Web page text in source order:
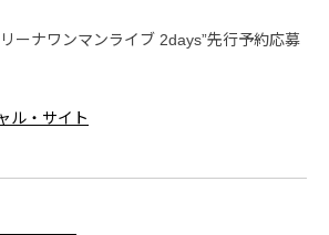
ーナワンマンライブ 2days”先行予約応募
ル・サイト